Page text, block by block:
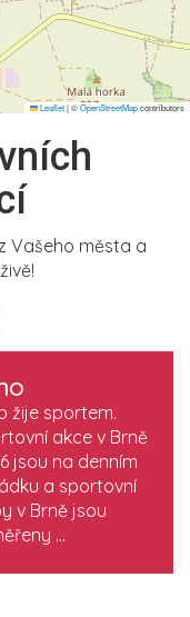
Leaflet|©OpenStreetMapcontributors
Vašeho města a
žije sportem.
akce v Brně
jsou na denním
a sportovní
v Brně jsou
...